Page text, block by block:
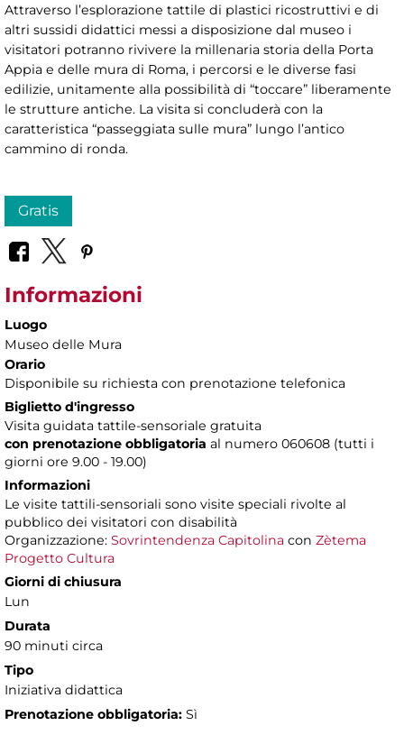
Attraverso l’esplorazione tattile di plastici ricostruttivi e di
altri sussidi didattici messi a disposizione dal museo i
visitatori potranno rivivere la millenaria storia della Porta
Appia e delle mura di Roma, i percorsi e le diverse fasi
edilizie, unitamente alla possibilità di “toccare” liberamente
le strutture antiche. La visita si concluderà con la
caratteristica “passeggiata sulle mura” lungo l’antico
cammino di ronda.
Gratis
Informazioni
Luogo
Museo delle Mura
Orario
Disponibile su richiesta con prenotazione telefonica
Biglietto d'ingresso
Visita guidata tattile-sensoriale gratuita
con prenotazione obbligatoria al numero 060608 (tutti i
giorni ore 9.00 - 19.00)
Informazioni
Le visite tattili-sensoriali sono visite speciali rivolte al
pubblico dei visitatori con disabilità
Organizzazione: Sovrintendenza Capitolina con Zètema
Progetto Cultura
Giorni di chiusura
Lun
Durata
90 minuti circa
Tipo
Iniziativa didattica
Prenotazione obbligatoria: Sì